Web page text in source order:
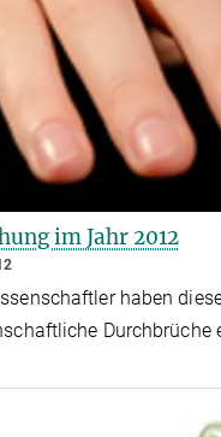
im Jahr 2012
haben
Durchbrüche